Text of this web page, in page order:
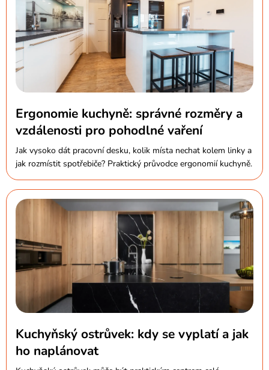
Ergonomie kuchyně: správné rozměry a
vzdálenosti pro pohodlné vaření
Jak vysoko dát pracovní desku, kolik místa nechat kolem linky a
jak rozmístit spotřebiče? Praktický průvodce ergonomií kuchyně.
Kuchyňský ostrůvek: kdy se vyplatí a jak
ho naplánovat